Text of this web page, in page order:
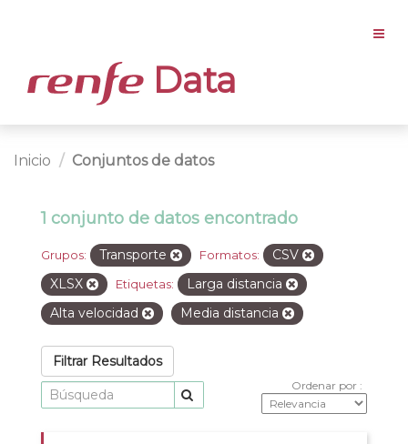
Data
Inicio Conjuntos de datos
1 conjunto de datos encontrado
Grupos: Transporte Formatos:
CSV
XLSX
Etiquetas:
Larga distancia
Alta velocidad
Media distancia
Filtrar Resultados
Ordenar por